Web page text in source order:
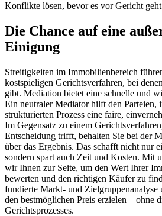
Konflikte lösen, bevor es vor Gericht
Die Chance auf eine
Einigung
Streitigkeiten im Immobilienbereich
kostspieligen Gerichtsverfahren, bei
gibt. Mediation bietet eine schnelle und
Ein neutraler Mediator hilft den Parteien,
strukturierten Prozess eine faire,
Im Gegensatz zu einem
Entscheidung trifft, behalten Sie bei der
über das Ergebnis. Das schafft nicht nur
sondern spart auch Zeit und Kosten. Mit
wir Ihnen zur Seite, um den Wert Ihrer
bewerten und den richtigen Käufer zu
fundierte Markt- und Zielgruppenanalyse
den bestmöglichen Preis erzielen – ohne
Gerichtsprozesses.